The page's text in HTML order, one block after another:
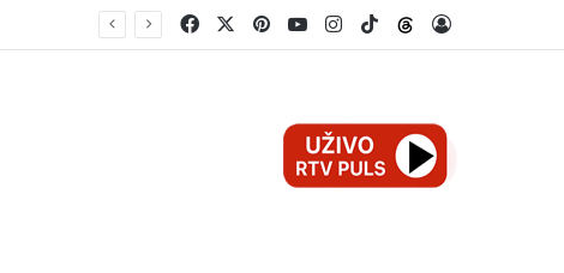
FacebookPinterestYouTubeInstagram
TikTokThreads